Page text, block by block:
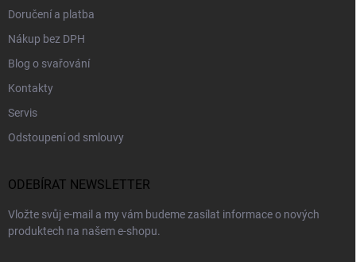
Doručení a platba
Nákup bez DPH
Blog o svařování
Kontakty
Servis
Odstoupení od smlouvy
ODEBÍRAT NEWSLETTER
Vložte svůj e-mail a my vám budeme zasílat informace o nových
produktech na našem e-shopu.